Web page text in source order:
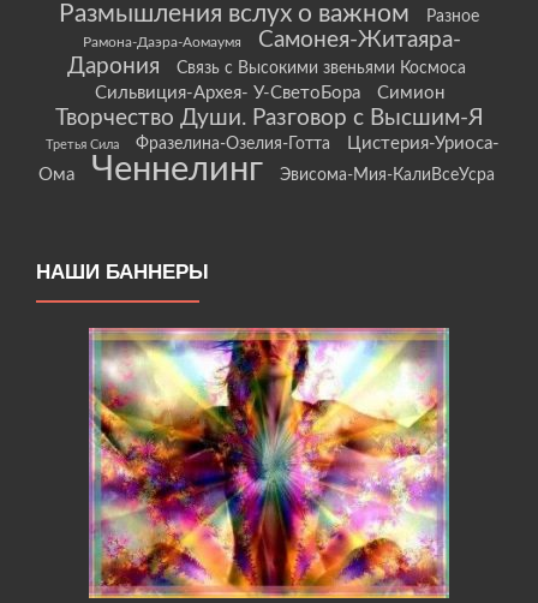
Размышления вслух о важном Разное
Рамона-Даэра-Аомаумя
Самонея-Житаяра-
Дарония
Связь с Высокими звеньями Космоса
Сильвиция-Архея- У-СветоБора Симион
Творчество Души. Разговор с Высшим-Я
Третья Сила Фразелина-Озелия-Готта
Цистерия-Уриоса-
Ома
Ченнелинг Эвисома-Мия-КалиВсеУсра
НАШИ БАННЕРЫ